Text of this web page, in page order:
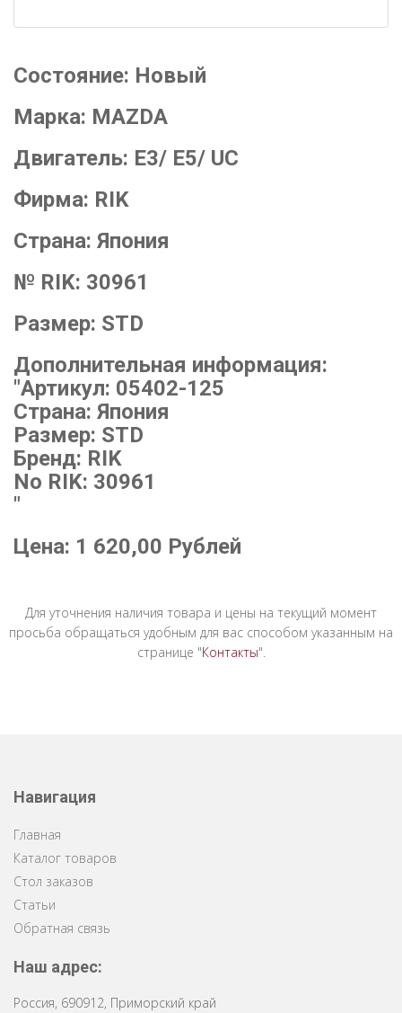
Состояние: Новый
Марка: MAZDA
Двигатель: E3/ E5/ UC
Фирма: RIK
Страна: Япония
№ RIK: 30961
Размер: STD
Дополнительная информация:
"Артикул: 05402-125
Страна: Япония
Размер: STD
Бренд: RIK
No RIK: 30961
"
Цена: 1 620,00 Рублей
Для уточнения наличия товара и цены на текущий момент
просьба обращаться удобным для вас способом указанным на
странице "Контакты".
Навигация
Главная
Каталог товаров
Стол заказов
Статьи
Обратная связь
Наш адрес:
Россия, 690912, Приморский край